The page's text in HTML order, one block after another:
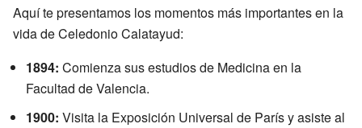
Aquí te presentamos los momentos más importantes en la
vida de Celedonio Calatayud:
1894: Comienza sus estudios de Medicina en la
Facultad de Valencia.
1900: Visita la Exposición Universal de París y asiste al